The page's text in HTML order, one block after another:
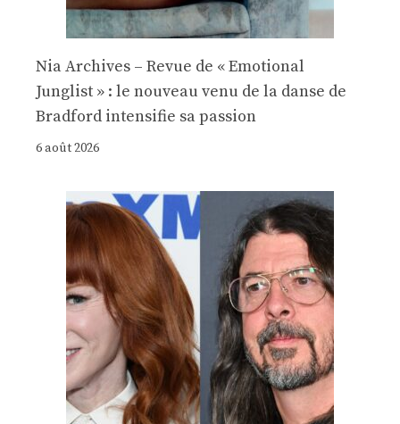
Nia Archives – Revue de « Emotional
Junglist » : le nouveau venu de la danse de
Bradford intensifie sa passion
6 août 2026